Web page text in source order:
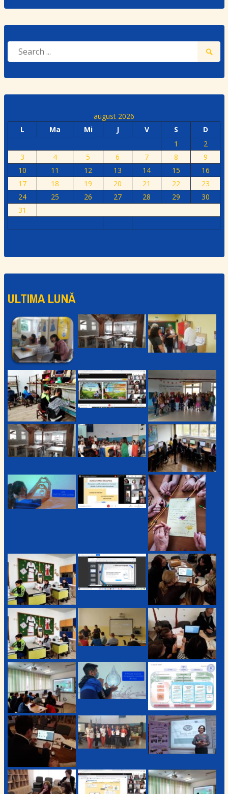
august 2026
L
Ma Mi J V S
D
1
2
3
4 5 6 7 8
9
10
11 12 13 14 15
16
17
18 19 20 21 22
23
24
25 26 27 28 29
30
31
ULTIMA LUNĂ